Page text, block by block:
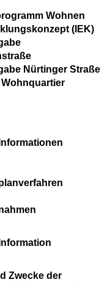
Wohnen
(IEK)
Nürtinger Straße
Zwecke der